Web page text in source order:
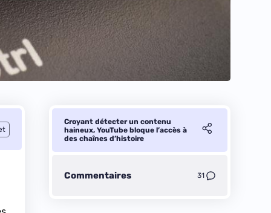
Croyant détecter un contenu
haineux, YouTube bloque l’accès à
des chaînes d’histoire
Commentaires 31